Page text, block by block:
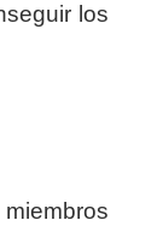
los